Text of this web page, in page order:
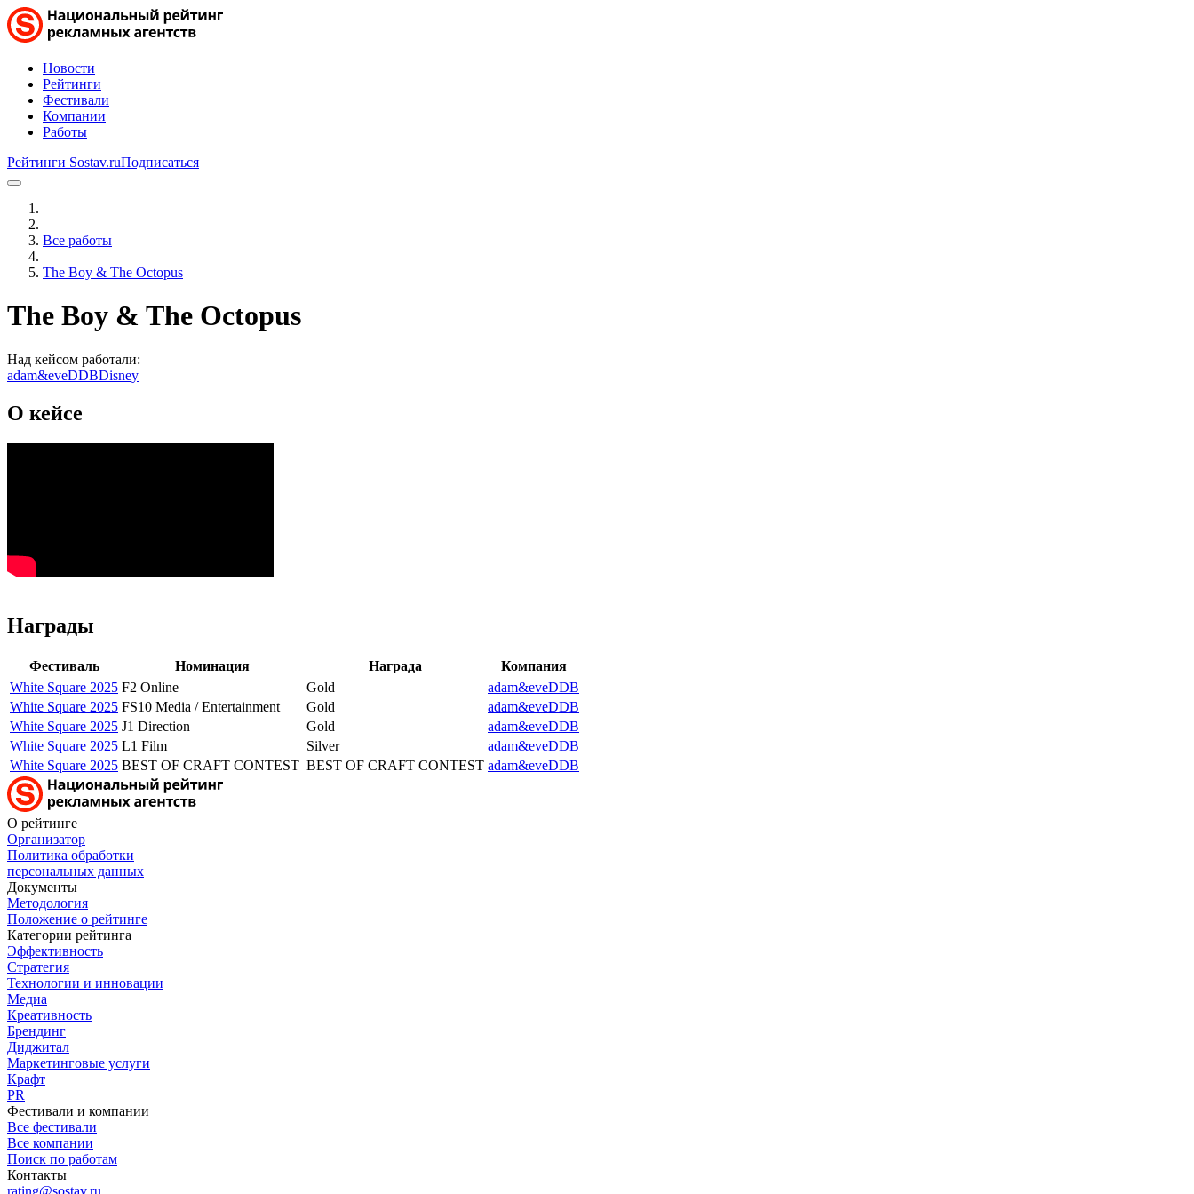
Новости
Рейтинги
Фестивали
Компании
Работы
Рейтинги Sostav.ruПодписаться
Все работы
The Boy & The Octopus
The Boy & The Octopus
Над кейсом работали:
adam&eveDDBDisney
О кейсе
Награды
Фестиваль Номинация Награда
Компания
White Square 2025 F2 Online Gold
adam&eveDDB
White Square 2025 FS10 Media / Entertainment Gold
adam&eveDDB
White Square 2025 J1 Direction Gold
adam&eveDDB
White Square 2025 L1 Film Silver
adam&eveDDB
White Square 2025 BEST OF CRAFT CONTEST BEST OF CRAFT CONTEST adam&eveDDB
О рейтинге
Организатор
Политика обработки
персональных данных
Документы
Методология
Положение о рейтинге
Категории рейтинга
Эффективность
Стратегия
Технологии и инновации
Медиа
Креативность
Брендинг
Диджитал
Маркетинговые услуги
Крафт
PR
Фестивали и компании
Все фестивали
Все компании
Поиск по работам
Контакты
rating@sostav.ru